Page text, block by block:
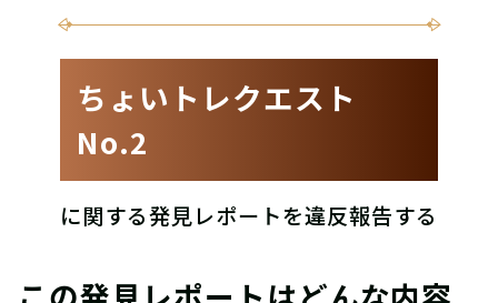
ちょいトレクエスト
No.2
に関する発見レポートを違反報告する